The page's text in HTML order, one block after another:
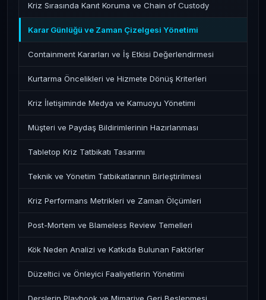
Kriz Sırasında Kanıt Koruma ve Chain of Custody
Karar Günlüğü ve Zaman Çizelgesi Yönetimi
Containment Kararları ve İş Etkisi Değerlendirmesi
Kurtarma Öncelikleri ve Hizmete Dönüş Kriterleri
Kriz İletişiminde Medya ve Kamuoyu Yönetimi
Müşteri ve Paydaş Bildirimlerinin Hazırlanması
Tabletop Kriz Tatbikatı Tasarımı
Teknik ve Yönetim Tatbikatlarının Birleştirilmesi
Kriz Performans Metrikleri ve Zaman Ölçümleri
Post-Mortem ve Blameless Review Temelleri
Kök Neden Analizi ve Katkıda Bulunan Faktörler
Düzeltici ve Önleyici Faaliyetlerin Yönetimi